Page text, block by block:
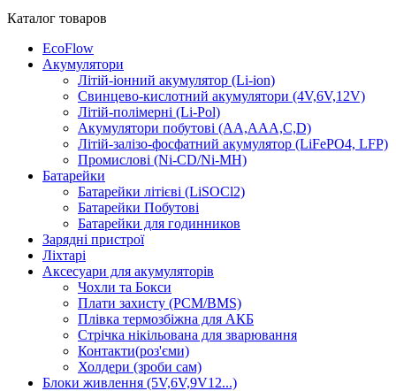
Каталог товаров
EcoFlow
Акумулятори
Літій-іонний акумулятор (Li-ion)
Свинцево-кислотний акумулятори (4V,6V,12V)
Літій-полімерні (Li-Pol)
Акумулятори побутові (AA,AAA,C,D)
Літій-залізо-фосфатний акумулятор (LiFePO4, LFP)
Промислові (Ni-CD/Ni-MH)
Батарейки
Батарейки літієві (LiSOCl2)
Батарейки Побутові
Батарейки для годинников
Зарядні пристрої
Ліхтарі
Аксесуари для акумуляторів
Чохли та Бокси
Плати захисту (PCM/BMS)
Плівка термозбіжна для АКБ
Стрічка нікільована для зварювання
Контакти(роз'єми)
Холдери (зроби сам)
Блоки живлення (5V,6V,9V12...)